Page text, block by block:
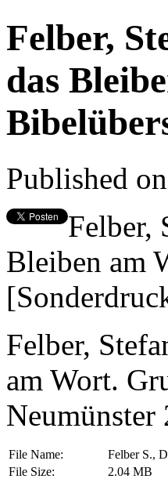
Felber,
das
Published
Felber,
Bleiben am
Felber,
am Wort.
Neumünster
File Name:
Felber S.,
File Size:
2.04 MB